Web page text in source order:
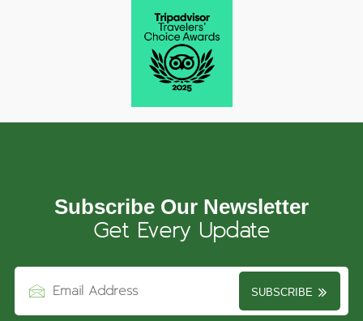
Subscribe Our Newsletter
Get Every Update
SUBSCRIBE